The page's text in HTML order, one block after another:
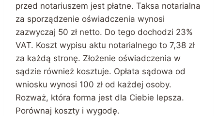
przed notariuszem jest płatne. Taksa notarialna
za sporządzenie oświadczenia wynosi
zazwyczaj 50 zł netto. Do tego dochodzi 23%
VAT. Koszt wypisu aktu notarialnego to 7,38 zł
za każdą stronę. Złożenie oświadczenia w
sądzie również kosztuje. Opłata sądowa od
wniosku wynosi 100 zł od każdej osoby.
Rozważ, która forma jest dla Ciebie lepsza.
Porównaj koszty i wygodę.